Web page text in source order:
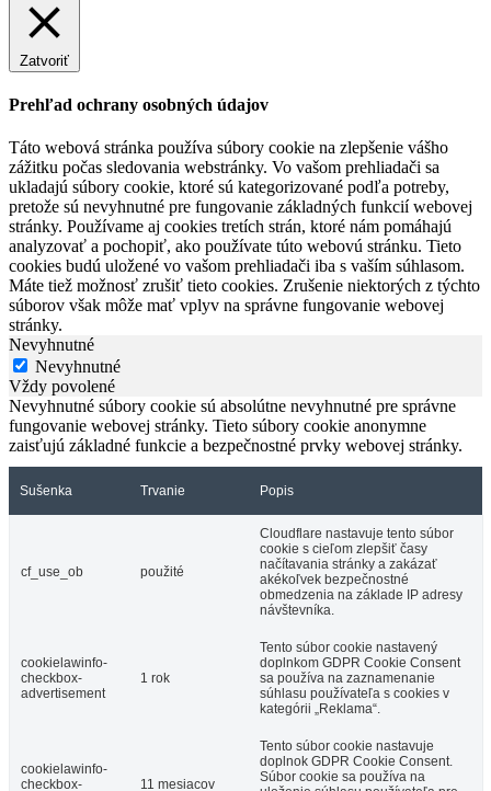
Zatvoriť
Prehľad ochrany osobných údajov
Táto webová stránka používa súbory cookie na zlepšenie vášho
zážitku počas sledovania webstránky. Vo vašom prehliadači sa
ukladajú súbory cookie, ktoré sú kategorizované podľa potreby,
pretože sú nevyhnutné pre fungovanie základných funkcií webovej
stránky. Používame aj cookies tretích strán, ktoré nám pomáhajú
analyzovať a pochopiť, ako používate túto webovú stránku. Tieto
cookies budú uložené vo vašom prehliadači iba s vaším súhlasom.
Máte tiež možnosť zrušiť tieto cookies. Zrušenie niektorých z týchto
súborov však môže mať vplyv na správne fungovanie webovej
stránky.
Nevyhnutné
Nevyhnutné
Vždy povolené
Nevyhnutné súbory cookie sú absolútne nevyhnutné pre správne
fungovanie webovej stránky. Tieto súbory cookie anonymne
zaisťujú základné funkcie a bezpečnostné prvky webovej stránky.
Sušenka Trvanie Popis
cf_use_ob použité
Cloudflare nastavuje tento súbor
cookie s cieľom zlepšiť časy
načítavania stránky a zakázať
akékoľvek bezpečnostné
obmedzenia na základe IP adresy
návštevníka.
cookielawinfo-
checkbox-
advertisement
1 rok
Tento súbor cookie nastavený
doplnkom GDPR Cookie Consent
sa používa na zaznamenanie
súhlasu používateľa s cookies v
kategórii „Reklama“.
cookielawinfo-
checkbox-
11 mesiacov
Tento súbor cookie nastavuje
doplnok GDPR Cookie Consent.
Súbor cookie sa používa na